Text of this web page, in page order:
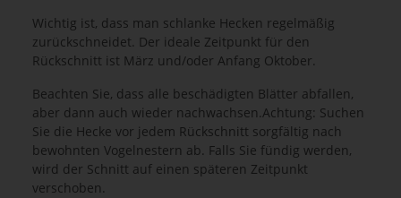
Wichtig ist, dass man schlanke Hecken regelmäßig
zurückschneidet. Der ideale Zeitpunkt für den
Rückschnitt ist März und/oder Anfang Oktober.
Beachten Sie, dass alle beschädigten Blätter abfallen,
aber dann auch wieder nachwachsen.Achtung: Suchen
Sie die Hecke vor jedem Rückschnitt sorgfältig nach
bewohnten Vogelnestern ab. Falls Sie fündig werden,
wird der Schnitt auf einen späteren Zeitpunkt
verschoben.